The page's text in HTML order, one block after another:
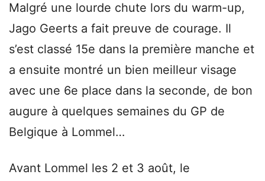
Malgré une lourde chute lors du warm-up,
Jago Geerts a fait preuve de courage. Il
s’est classé 15e dans la première manche et
a ensuite montré un bien meilleur visage
avec une 6e place dans la seconde, de bon
augure à quelques semaines du GP de
Belgique à Lommel…
Avant Lommel les 2 et 3 août, le